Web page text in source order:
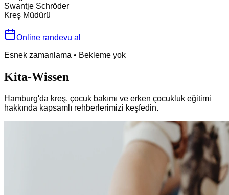
Swantje Schröder
Kreş Müdürü
Online randevu al
Esnek zamanlama • Bekleme yok
Kita-Wissen
Hamburg'da kreş, çocuk bakımı ve erken çocukluk eğitimi
hakkında kapsamlı rehberlerimizi keşfedin.